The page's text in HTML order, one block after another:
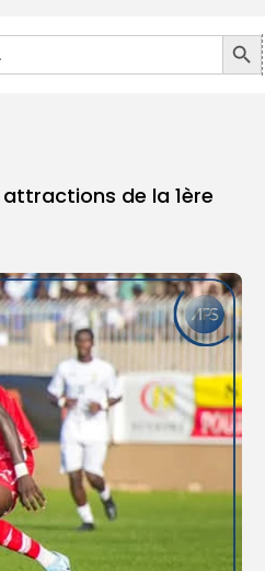
Search
Button
de la 1ère